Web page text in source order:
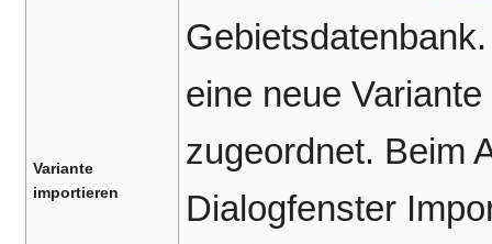
Variante
importieren
eine neue
zugeordnet. Beim
Dialogfenster